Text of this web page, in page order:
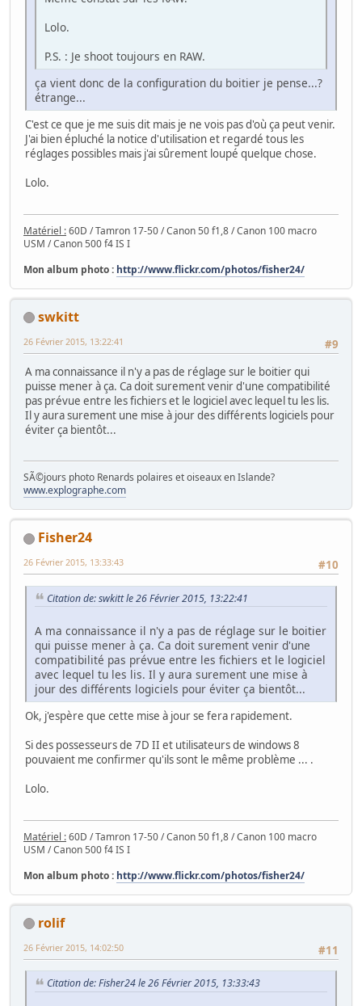
Lolo.
P.S. : Je shoot toujours en RAW.
ça vient donc de la configuration du boitier je pense...?
étrange...
C'est ce que je me suis dit mais je ne vois pas d'où ça peut venir.
J'ai bien épluché la notice d'utilisation et regardé tous les
réglages possibles mais j'ai sûrement loupé quelque chose.
Lolo.
Matériel :60D / Tamron 17-50 / Canon 50 f1,8 / Canon 100 macro
USM / Canon 500 f4 IS I
Mon album photo : http://www.flickr.com/photos/fisher24/
swkitt
#9
26 Février 2015, 13:22:41
A ma connaissance il n'y a pas de réglage sur le boitier qui
puisse mener à ça. Ca doit surement venir d'une compatibilité
pas prévue entre les fichiers et le logiciel avec lequel tu les lis.
Il y aura surement une mise à jour des différents logiciels pour
éviter ça bientôt...
SÃ©jours photo Renards polaires et oiseaux en Islande?
www.explographe.com
Fisher24
#10
26 Février 2015, 13:33:43
Citation de: swkitt le 26 Février 2015, 13:22:41
A ma connaissance il n'y a pas de réglage sur le boitier
qui puisse mener à ça. Ca doit surement venir d'une
compatibilité pas prévue entre les fichiers et le logiciel
avec lequel tu les lis. Il y aura surement une mise à
jour des différents logiciels pour éviter ça bientôt...
Ok, j'espère que cette mise à jour se fera rapidement.
Si des possesseurs de 7D II et utilisateurs de windows 8
pouvaient me confirmer qu'ils sont le même problème ... .
Lolo.
Matériel :60D / Tamron 17-50 / Canon 50 f1,8 / Canon 100 macro
USM / Canon 500 f4 IS I
Mon album photo : http://www.flickr.com/photos/fisher24/
rolif
#11
26 Février 2015, 14:02:50
Citation de: Fisher24 le 26 Février 2015, 13:33:43